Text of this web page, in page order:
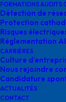
FORMATIONS AUDITS
Détection de
Protection
Risques
Réglementation
CARRIÈRES
Culture
Nous rejoindre
Candidature
ACTUALITÉS
CONTACT